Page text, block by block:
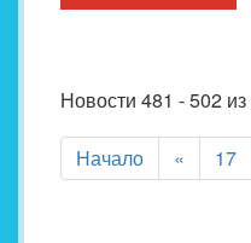
Новости 481 - 502
Начало « 17